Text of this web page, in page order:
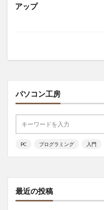
アップ
パソコン工房
PC プログラミング 入門
最近の投稿